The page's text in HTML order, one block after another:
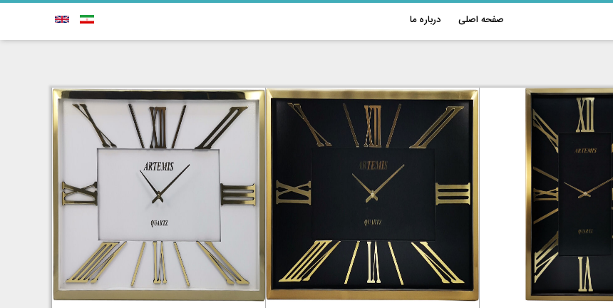
صفحه اصلی درباره ما